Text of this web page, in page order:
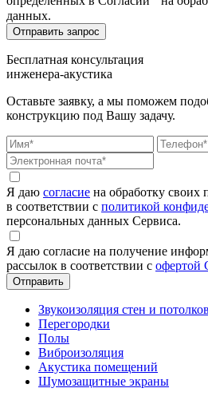
данных.
Бесплатная консультация
инженера-акустика
Оставьте заявку, а мы поможем
конструкцию под Вашу задачу.
Я даю согласие на обработку своих
в соответствии с политикой
персональных данных Сервиса.
Я даю согласие на получение
рассылок в соответствии с офертой
Звукоизоляция стен и потолков
Перегородки
Полы
Виброизоляция
Акустика помещений
Шумозащитные экраны